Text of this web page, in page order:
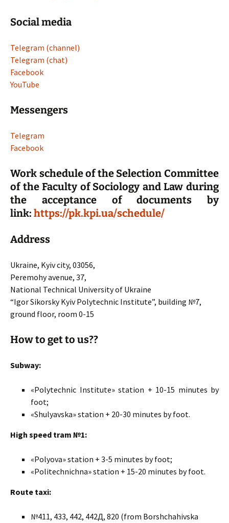
Social media
Telegram (channel)
Telegram (chat)
Facebook
YouTube
Messengers
Telegram
Facebook
Work schedule of the Selection Committee
of the Faculty of Sociology and Law during
the acceptance of documents by
link: https://pk.kpi.ua/schedule/
Address
Ukraine, Kyiv city, 03056,
Peremohy avenue, 37,
National Technical University of Ukraine
“Igor Sikorsky Kyiv Polytechnic Institute”, building №7,
ground floor, room 0-15
How to get to us??
Subway:
«Polytechnic Institute» station + 10-15 minutes by
foot;
«Shulyavska» station + 20-30 minutes by foot.
High speed tram №1:
«Polyova» station + 3-5 minutes by foot;
«Politechnichna» station + 15-20 minutes by foot.
Route taxi:
№411, 433, 442, 442Д, 820 (from Borshchahivska